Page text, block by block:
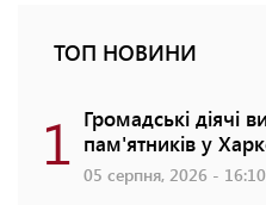
ТОП НОВИНИ
1 Громадські діячі
пам'ятників у
05 серпня, 2026 - 16:10